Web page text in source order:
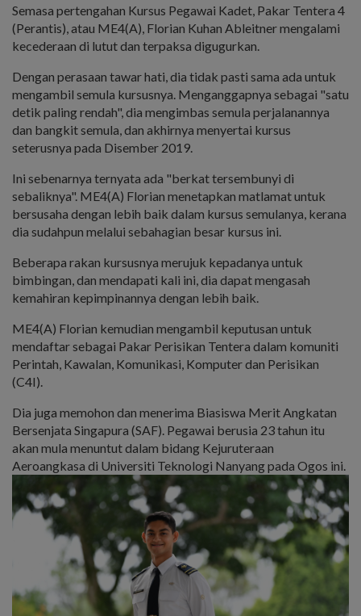
Semasa pertengahan Kursus Pegawai Kadet, Pakar Tentera 4
(Perantis), atau ME4(A), Florian Kuhan Ableitner mengalami
kecederaan di lutut dan terpaksa digugurkan.
Dengan perasaan tawar hati, dia tidak pasti sama ada untuk
mengambil semula kursusnya. Menganggapnya sebagai "satu
detik paling rendah", dia mengimbas semula perjalanannya
dan bangkit semula, dan akhirnya menyertai kursus
seterusnya pada Disember 2019.
Ini sebenarnya ternyata ada "berkat tersembunyi di
sebaliknya". ME4(A) Florian menetapkan matlamat untuk
bersusaha dengan lebih baik dalam kursus semulanya, kerana
dia sudahpun melalui sebahagian besar kursus ini.
Beberapa rakan kursusnya merujuk kepadanya untuk
bimbingan, dan mendapati kali ini, dia dapat mengasah
kemahiran kepimpinannya dengan lebih baik.
ME4(A) Florian kemudian mengambil keputusan untuk
mendaftar sebagai Pakar Perisikan Tentera dalam komuniti
Perintah, Kawalan, Komunikasi, Komputer dan Perisikan
(C4I).
Dia juga memohon dan menerima Biasiswa Merit Angkatan
Bersenjata Singapura (SAF). Pegawai berusia 23 tahun itu
akan mula menuntut dalam bidang Kejuruteraan
Aeroangkasa di Universiti Teknologi Nanyang pada Ogos ini.